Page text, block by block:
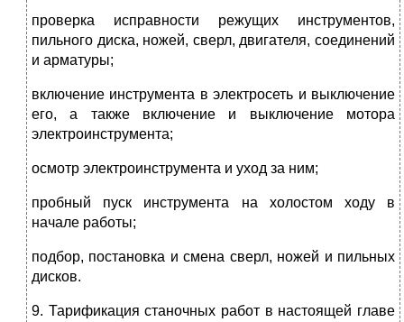
проверка исправности режущих инструментов,
пильного диска, ножей, сверл, двигателя, соединений
и арматуры;
включение инструмента в электросеть и выключение
его, а также включение и выключение мотора
электроинструмента;
осмотр электроинструмента и уход за ним;
пробный пуск инструмента на холостом ходу в
начале работы;
подбор, постановка и смена сверл, ножей и пильных
дисков.
9. Тарификация станочных работ в настоящей главе